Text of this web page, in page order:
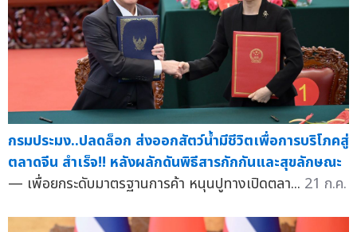
กรมประมง..ปลดล็อก ส่งออกสัตว์น้ำมีชีวิตเพื่อการบริโภคสู่
ตลาดจีน สำเร็จ!! หลังผลักดันพิธีสารกักกันและสุขลักษณะ
— เพื่อยกระดับมาตรฐานการค้า หนุนปูทางเปิดตลา... 21 ก.ค.